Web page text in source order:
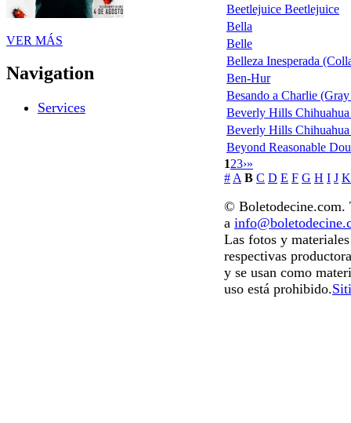
VER MÁS
Navigation
Services
Beetlejuice Beetlejuice
Bella
Belle
Belleza Inesperada
Ben-Hur
Besando a Charlie
Beverly Hills Chihuahua
Beverly Hills
Beyond Reasonable
123›»
# A B C D E F G H I J K
© Boletodecine.com.
a
Las fotos y
respectivas
y se usan como
uso está prohibido.